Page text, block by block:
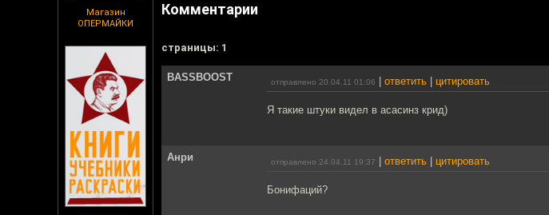
Магазин
ОПЕРМАЙКИ
Комментарии
cтраницы: 1
BASSBOOST отправлено 20.04.11 01:06 ответить цитировать
Я такие штуки видел в асасинз крид)
Анри отправлено 24.04.11 19:37 ответить цитировать
Бонифаций?